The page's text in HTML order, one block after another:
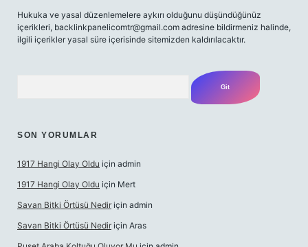
Hukuka ve yasal düzenlemelere aykırı olduğunu düşündüğünüz
içerikleri, backlinkpanelicomtr@gmail.com adresine bildirmeniz halinde,
ilgili içerikler yasal süre içerisinde sitemizden kaldırılacaktır.
SON YORUMLAR
1917 Hangi Olay Oldu için admin
1917 Hangi Olay Oldu için Mert
Savan Bitki Örtüsü Nedir için admin
Savan Bitki Örtüsü Nedir için Aras